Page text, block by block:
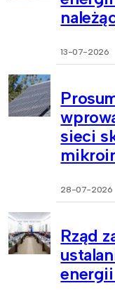
13-07-2026
sieci
28-07-2026
Rząd